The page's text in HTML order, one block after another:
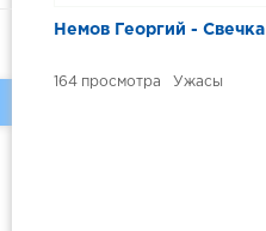
Немов Георгий - Свечка
164 Ужасы